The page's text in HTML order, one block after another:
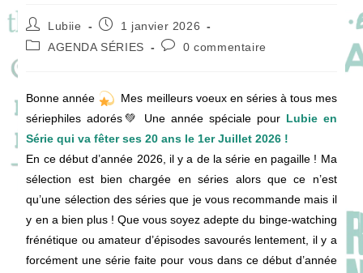
Auteur/autrice
de
la
Lubiie
Publication
publiée :
1 janvier 2026
PostAGENDA SÉRIES
Commentaires
0 commentaire
Bonne année
Mes meilleurs voeux en séries à tous mes
sériephiles adorés💚 Une année spéciale pour Lubie en
Série qui va fêter ses 20 ans le 1er Juillet 2026 !
En ce début d’année 2026, il y a de la série en pagaille ! Ma
sélection est bien chargée en séries alors que ce n’est
qu’une sélection des séries que je vous recommande mais il
y en a bien plus ! Que vous soyez adepte du binge-watching
frénétique ou amateur d’épisodes savourés lentement, il y a
forcément une série faite pour vous dans ce début d’année